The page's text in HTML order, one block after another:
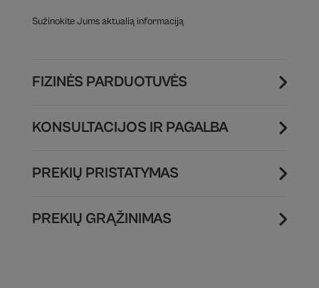
Sužinokite Jums aktualią informaciją
FIZINĖS PARDUOTUVĖS
KONSULTACIJOS IR PAGALBA
PREKIŲ PRISTATYMAS
PREKIŲ GRĄŽINIMAS